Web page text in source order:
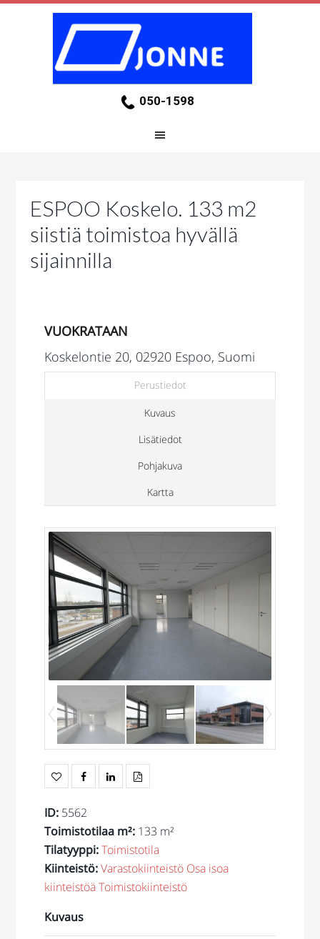
050-1598
ESPOO Koskelo. 133 m2
siistiä toimistoa hyvällä
sijainnilla
VUOKRATAAN
Koskelontie 20, 02920 Espoo, Suomi
Perustiedot
Kuvaus
Lisätiedot
Pohjakuva
Kartta
ID: 5562
Toimistotilaa m²: 133 m²
Tilatyyppi:Toimistotila
Kiinteistö:Varastokiinteistö Osa isoa
kiinteistöäToimistokiinteistö
Kuvaus